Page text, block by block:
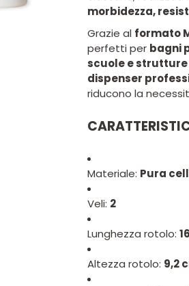
morbidezza,
Grazie al formato
perfetti per bagni
scuole e
dispenser
riducono la
Materiale: Pura
Veli: 2
Lunghezza rotolo:
Altezza rotolo: 9,2